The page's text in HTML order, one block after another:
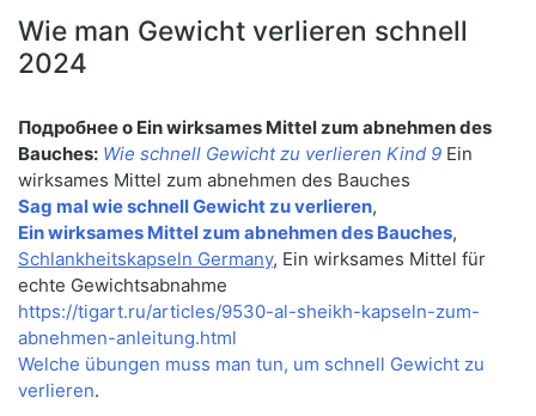
Wie man Gewicht verlieren schnell
2024
Подробнее о Ein wirksames Mittel zum abnehmen des
Bauches: Wie schnell Gewicht zu verlieren Kind 9 Ein
wirksames Mittel zum abnehmen des Bauches
Sag mal wie schnell Gewicht zu verlieren,
Ein wirksames Mittel zum abnehmen des Bauches,
Schlankheitskapseln Germany, Ein wirksames Mittel für
echte Gewichtsabnahme
https://tigart.ru/articles/9530-al-sheikh-kapseln-zum-
abnehmen-anleitung.html
Welche übungen muss man tun, um schnell Gewicht zu
verlieren.